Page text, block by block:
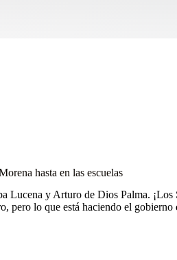
hasta en las escuelas
Lucena y Arturo de Dios Palma. ¡Los
pero lo que está haciendo el gobierno